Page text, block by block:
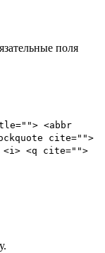
поля
<abbr
cite="">
<i> <q cite="">